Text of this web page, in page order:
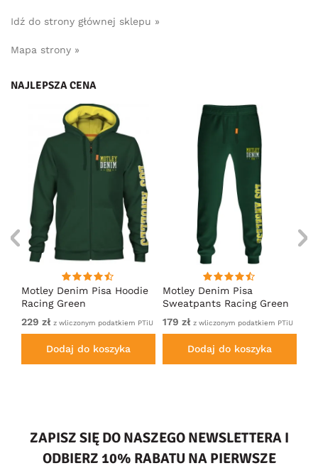
Idź do strony głównej sklepu »
Mapa strony »
NAJLEPSZA CENA
Motley Denim Pisa Hoodie
Racing Green
229 zł z wliczonym podatkiem PTiU
Dodaj do koszyka
Motley Denim Pisa
Sweatpants Racing Green
179 zł z wliczonym podatkiem PTiU
Dodaj do koszyka
ZAPISZ SIĘ DO NASZEGO NEWSLETTERA I
ODBIERZ 10% RABATU NA PIERWSZE